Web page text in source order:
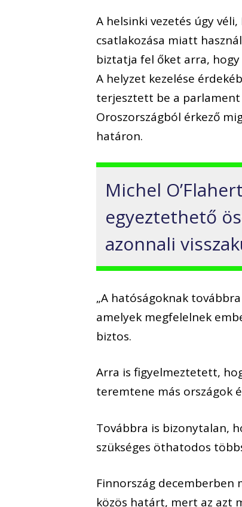
A helsinki vezetés úgy
csatlakozása miatt
biztatja fel őket arra,
A helyzet kezelése
terjesztett be a
Oroszországból érkező
határon.
Michel
egyeztethető
azonnali
„A hatóságoknak
amelyek megfelelnek
biztos.
Arra is figyelmeztetett,
teremtene más országok
Továbbra is bizonytalan,
szükséges öthatodos
Finnország decemberben
közös határt, mert az azt